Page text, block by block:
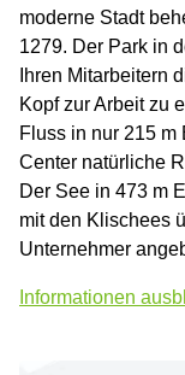
moderne Stadt
1279. Der Park in
Ihren Mitarbeitern
Kopf zur Arbeit zu
Fluss in nur 215 m
Center natürliche
Der See in 473 m
mit den Klischees
Unternehmer
Informationen